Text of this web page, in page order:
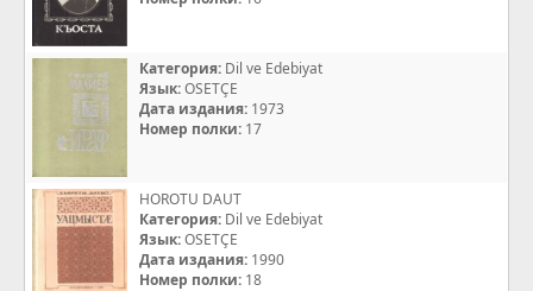
Категория: Dil ve Edebiyat
Язык:OSETÇE
Дата издания: 1973
Номер полки: 17
HOROTU DAUT
Категория: Dil ve Edebiyat
Язык:OSETÇE
Дата издания: 1990
Номер полки: 18